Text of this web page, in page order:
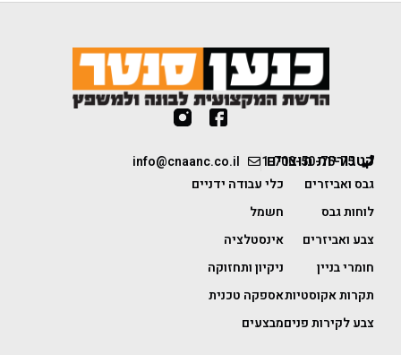
1-700-50-75-75
info@cnaanc.co.il קטגוריות מוצרים
גבס ואביזרים
לוחות גבס
צבע ואביזרים
חומרי בניין
תקרות אקוסטיות
צבע לקירות פנים
כלי עבודה ידניים
חשמל
אינסטלציה
ניקיון ותחזוקה
אספקה טכנית
מבצעים